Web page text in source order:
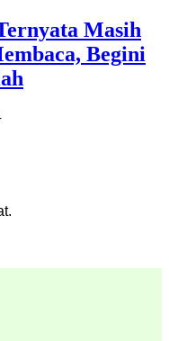
Masih
Begini